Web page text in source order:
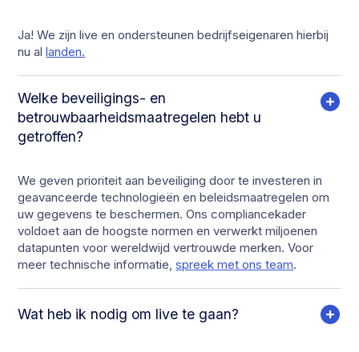
Ja! We zijn live en ondersteunen bedrijfseigenaren hierbij
nu allanden.
Welke beveiligings- en
betrouwbaarheidsmaatregelen hebt u
getroffen?
We geven prioriteit aan beveiliging door te investeren in
geavanceerde technologieën en beleidsmaatregelen om
uw gegevens te beschermen. Ons compliancekader
voldoet aan de hoogste normen en verwerkt miljoenen
datapunten voor wereldwijd vertrouwde merken. Voor
meer technische informatie,spreek met ons team.
Wat heb ik nodig om live te gaan?